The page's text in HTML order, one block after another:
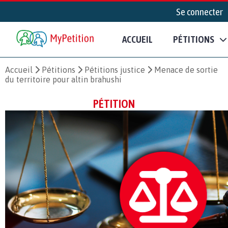
Se connecter
ACCUEIL PÉTITIONS
Accueil Pétitions Pétitions justice
Menace de sortie
du territoire pour altin brahushi
PÉTITION